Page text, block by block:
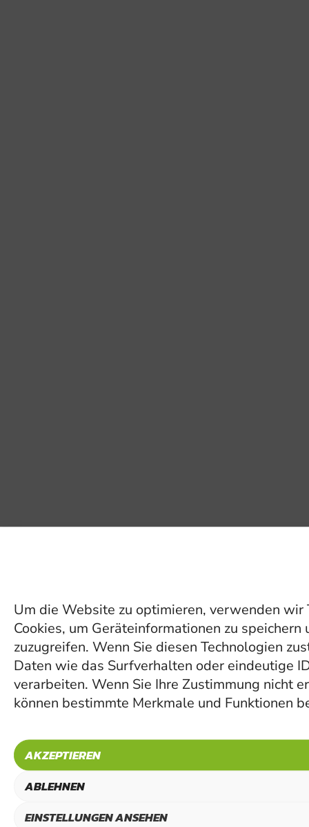
Um die Website zu optimieren, verwenden wir
Cookies, um Geräteinformationen zu speichern
zuzugreifen. Wenn Sie diesen Technologien
Daten wie das Surfverhalten oder eindeutige
verarbeiten. Wenn Sie Ihre Zustimmung nicht
können bestimmte Merkmale und Funktionen
AKZEPTIEREN
ABLEHNEN
EINSTELLUNGEN ANSEHEN